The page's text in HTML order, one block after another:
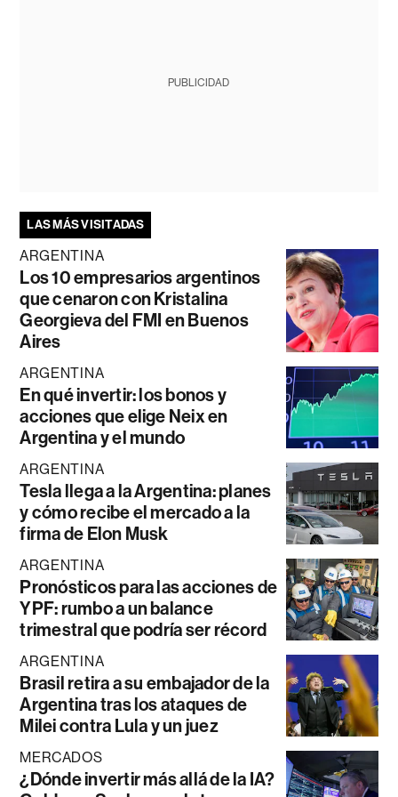
PUBLICIDAD
LAS MÁS VISITADAS
ARGENTINA
Los 10 empresarios argentinos
que cenaron con Kristalina
Georgieva del FMI en Buenos
Aires
ARGENTINA
En qué invertir: los bonos y
acciones que elige Neix en
Argentina y el mundo
ARGENTINA
Tesla llega a la Argentina: planes
y cómo recibe el mercado a la
firma de Elon Musk
ARGENTINA
Pronósticos para las acciones de
YPF: rumbo a un balance
trimestral que podría ser récord
ARGENTINA
Brasil retira a su embajador de la
Argentina tras los ataques de
Milei contra Lula y un juez
MERCADOS
¿Dónde invertir más allá de la IA?